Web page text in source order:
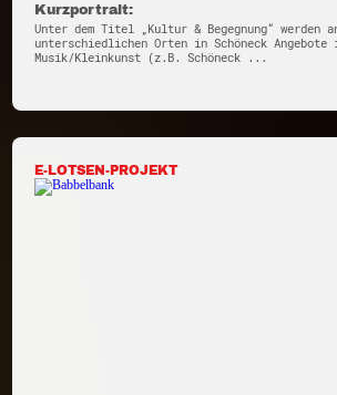
Kurzportrait:
Unter dem Titel „Kultur & Begegnung“ werden
unterschiedlichen Orten in Schöneck Angebote
Musik/Kleinkunst (z.B. Schöneck ...
E-LOTSEN-PROJEKT